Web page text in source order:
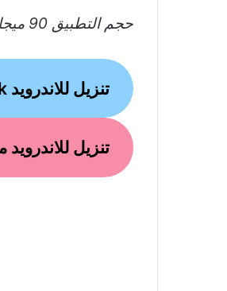
حجم التطبيق 90 ميجا بايت
تنزيل للاندرويد apk
تنزيل